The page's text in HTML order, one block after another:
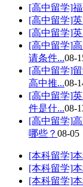
[高中留学]
[高中留学]
[高中留学]
[高中留学]
请条件...08-
[高中留学]
高中推...08-
[高中留学]
件是什...08-
[高中留学]
哪些？ 08-05
[本科留学]
[本科留学]
[本科留学]